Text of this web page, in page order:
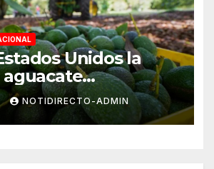
Unidos la
de forma
NOTIDIRECTO-ADMIN